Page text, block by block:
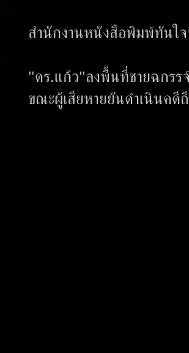
สำนักงานหนังสือพิมพ์ทันใ
"ดร.แก้ว"ลงพื้นที่ชายฉกรร
ขณะผู้เสียหายยันดำเนินคดี